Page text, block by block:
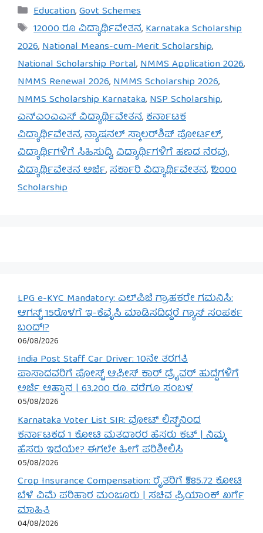
Categories
Education,Govt Schemes
Tags
12000 ರೂ ವಿದ್ಯಾರ್ಥಿವೇತನ,Karnataka Scholarship
2026,National Means-cum-Merit Scholarship,
National Scholarship Portal,NMMS Application 2026,
NMMS Renewal 2026,NMMS Scholarship 2026,
NMMS Scholarship Karnataka,NSP Scholarship,
ಎನ್‌ಎಂಎಎಸ್ ವಿದ್ಯಾರ್ಥಿವೇತನ,ಕರ್ನಾಟಕ
ವಿದ್ಯಾರ್ಥಿವೇತನ,ನ್ಯಾಷನಲ್ ಸ್ಕಾಲರ್‌ಶಿಪ್ ಪೋರ್ಟಲ್,
ವಿದ್ಯಾರ್ಥಿಗಳಿಗೆ ಸಿಹಿಸುದ್ದಿ,ವಿದ್ಯಾರ್ಥಿಗಳಿಗೆ ಹಣದ ನೆರವು,
ವಿದ್ಯಾರ್ಥಿವೇತನ ಅರ್ಜಿ,ಸರ್ಕಾರಿ ವಿದ್ಯಾರ್ಥಿವೇತನ,₹12000
Scholarship
LPG e-KYC Mandatory: ಎಲ್‌ಪಿಜಿ ಗ್ರಾಹಕರೇ ಗಮನಿಸಿ:
ಆಗಸ್ಟ್ 15ರೊಳಗೆ ಇ-ಕೆವೈಸಿ ಮಾಡಿಸದಿದ್ದರೆ ಗ್ಯಾಸ್ ಸಂಪರ್ಕ
ಬಂದ್!?
06/08/2026
India Post Staff Car Driver: 10ನೇ ತರಗತಿ
ಪಾಸಾದವರಿಗೆ ಪೋಸ್ಟ್ ಆಫೀಸ್ ಕಾರ್ ಡ್ರೈವರ್ ಹುದ್ದೆಗಳಿಗೆ
ಅರ್ಜಿ ಆಹ್ವಾನ | 63,200 ರೂ. ವರೆಗೂ ಸಂಬಳ
05/08/2026
Karnataka Voter List SIR: ವೋಟ್ ಲಿಸ್ಟ್‌ನಿಂದ
ಕರ್ನಾಟಕದ 1 ಕೋಟಿ ಮತದಾರರ ಹೆಸರು ಕಟ್ | ನಿಮ್ಮ
ಹೆಸರು ಇದೆಯೇ? ಈಗಲೇ ಹೀಗೆ ಪರಿಶೀಲಿಸಿ
05/08/2026
Crop Insurance Compensation: ರೈತರಿಗೆ ₹585.72 ಕೋಟಿ
ಬೆಳೆ ವಿಮೆ ಪರಿಹಾರ ಮಂಜೂರು | ಸಚಿವ ಪ್ರಿಯಾಂಕ್ ಖರ್ಗೆ
ಮಾಹಿತಿ
04/08/2026